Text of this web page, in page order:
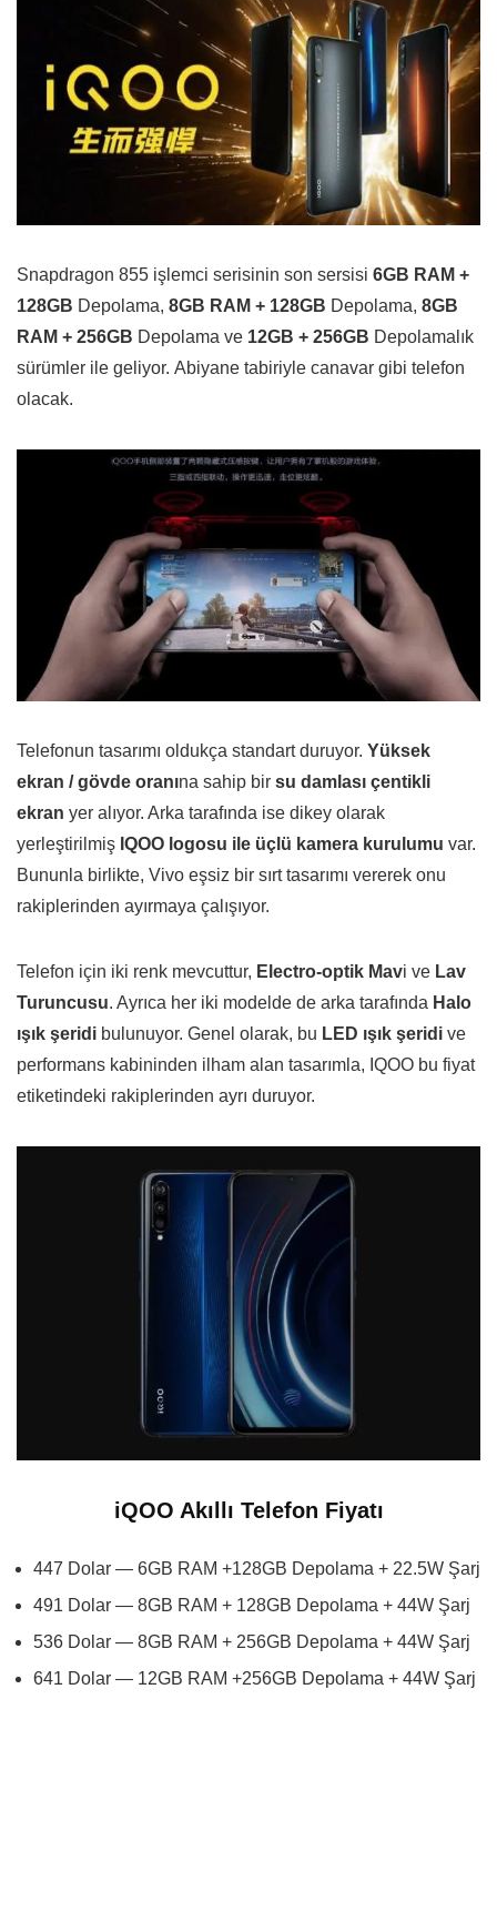
Snapdragon 855 işlemci serisinin son sersisi 6GB RAM +
128GB Depolama, 8GB RAM + 128GB Depolama, 8GB
RAM + 256GB Depolama ve 12GB + 256GB Depolamalık
sürümler ile geliyor. Abiyane tabiriyle canavar gibi telefon
olacak.
Telefonun tasarımı oldukça standart duruyor. Yüksek
ekran / gövde oranına sahip bir su damlası çentikli
ekran yer alıyor. Arka tarafında ise dikey olarak
yerleştirilmiş IQOO logosu ile üçlü kamera kurulumu var.
Bununla birlikte, Vivo eşsiz bir sırt tasarımı vererek onu
rakiplerinden ayırmaya çalışıyor.
Telefon için iki renk mevcuttur, Electro-optik Mavi ve Lav
Turuncusu. Ayrıca her iki modelde de arka tarafında Halo
ışık şeridi bulunuyor. Genel olarak, bu LED ışık şeridi ve
performans kabininden ilham alan tasarımla, IQOO bu fiyat
etiketindeki rakiplerinden ayrı duruyor.
iQOO Akıllı Telefon Fiyatı
447 Dolar — 6GB RAM +128GB Depolama + 22.5W Şarj
491 Dolar — 8GB RAM + 128GB Depolama + 44W Şarj
536 Dolar — 8GB RAM + 256GB Depolama + 44W Şarj
641 Dolar — 12GB RAM +256GB Depolama + 44W Şarj